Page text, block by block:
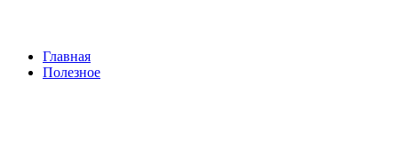
Главная
Полезное